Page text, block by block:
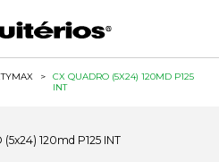
>
CX QUADRO (5X24) 120MD P125
INT